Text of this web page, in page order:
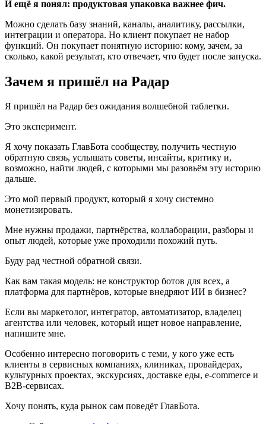
И ещё я понял: продуктовая упаковка важнее фич.
Можно сделать базу знаний, каналы, аналитику, рассылки,
интеграции и оператора. Но клиент покупает не набор
функций. Он покупает понятную историю: кому, зачем, за
сколько, какой результат, кто отвечает, что будет после запуска.
Зачем я пришёл на Радар
Я пришёл на Радар без ожидания волшебной таблетки.
Это эксперимент.
Я хочу показать ГлавБота сообществу, получить честную
обратную связь, услышать советы, инсайты, критику и,
возможно, найти людей, с которыми мы разовьём эту историю
дальше.
Это мой первый продукт, который я хочу системно
монетизировать.
Мне нужны продажи, партнёрства, коллаборации, разборы и
опыт людей, которые уже проходили похожий путь.
Буду рад честной обратной связи.
Как вам такая модель: не конструктор ботов для всех, а
платформа для партнёров, которые внедряют ИИ в бизнес?
Если вы маркетолог, интегратор, автоматизатор, владелец
агентства или человек, который ищет новое направление,
напишите мне.
Особенно интересно поговорить с теми, у кого уже есть
клиенты в сервисных компаниях, клиниках, провайдерах,
культурных проектах, экскурсиях, доставке еды, e-commerce и
B2B-сервисах.
Хочу понять, куда рынок сам поведёт ГлавБота.